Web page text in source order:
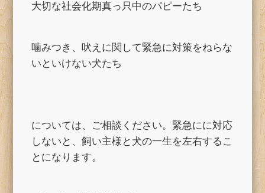
大切な社会化期真っ只中のパピーたち
噛みつき、吠えに関して緊急に対策をねらな
いといけない犬たち
については、ご相談ください。緊急にに対応
しないと、飼い主様と犬の一生を左右するこ
とになります。